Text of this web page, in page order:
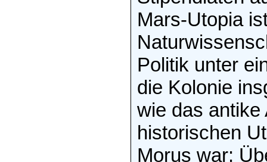
Mars-Utopia
Politik unter
die Kolonie
wie das
historischen
Morus war: